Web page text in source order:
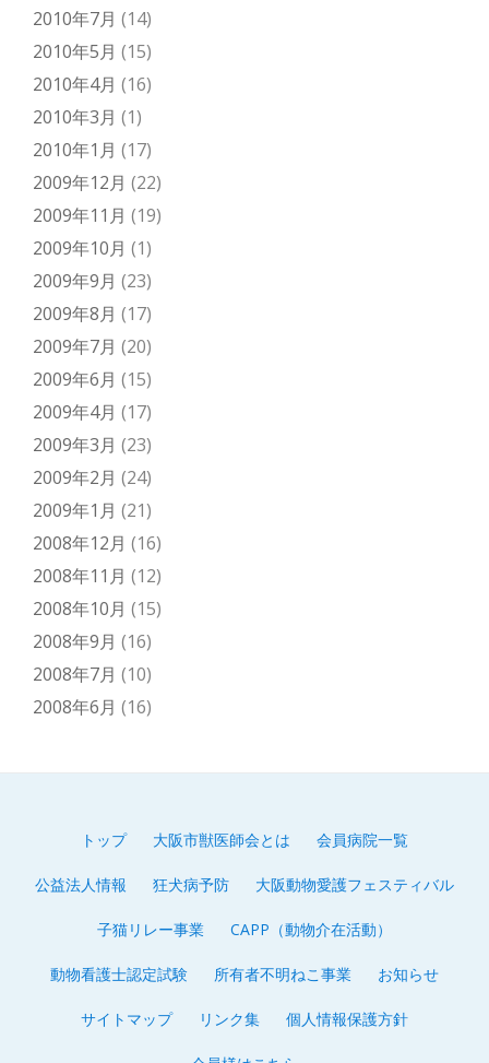
2010年7月 (14)
2010年5月 (15)
2010年4月 (16)
2010年3月 (1)
2010年1月 (17)
2009年12月 (22)
2009年11月 (19)
2009年10月 (1)
2009年9月 (23)
2009年8月 (17)
2009年7月 (20)
2009年6月 (15)
2009年4月 (17)
2009年3月 (23)
2009年2月 (24)
2009年1月 (21)
2008年12月 (16)
2008年11月 (12)
2008年10月 (15)
2008年9月 (16)
2008年7月 (10)
2008年6月 (16)
ニ
トップ 大阪市獣医師会とは 会員病院一覧
公益法人情報 狂犬病予防 大阪動物愛護フェスティバル
子猫リレー事業 CAPP（動物介在活動）
動物看護士認定試験 所有者不明ねこ事業 お知らせ
サイトマップ リンク集 個人情報保護方針